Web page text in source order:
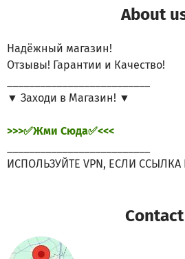
About
Надёжный магазин!
Отзывы! Гарантии и Качество!
▼ Заходи в Магазин! ▼
>>>✅Жми Сюда✅<<<
ИСПОЛЬЗУЙТЕ VPN, ЕСЛИ ССЫЛКА
Contact